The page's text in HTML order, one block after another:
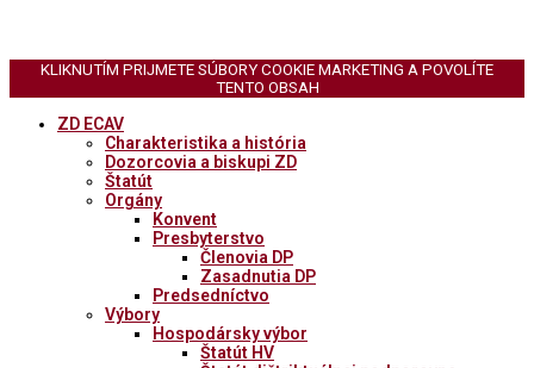
KLIKNUTÍM PRIJMETE SÚBORY COOKIE MARKETING A POVOLÍTE
TENTO OBSAH
ZD ECAV
Charakteristika a história
Dozorcovia a biskupi ZD
Štatút
Orgány
Konvent
Presbyterstvo
Členovia DP
Zasadnutia DP
Predsedníctvo
Výbory
Hospodársky výbor
Štatút HV